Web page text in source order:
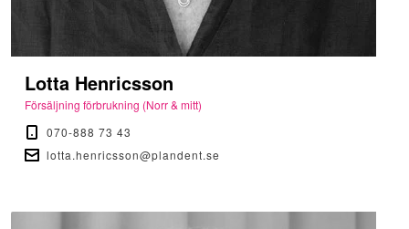
Lotta Henricsson
Försäljning förbrukning (Norr & mitt)
070-888 73 43
lotta.henricsson@plandent.se